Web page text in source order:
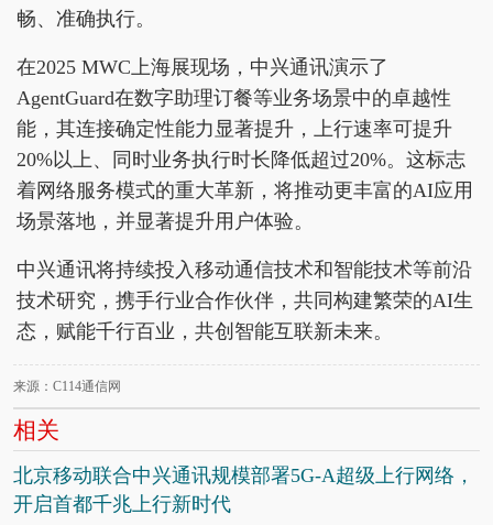
畅、准确执行。
在2025 MWC上海展现场，中兴通讯演示了
AgentGuard在数字助理订餐等业务场景中的卓越性
能，其连接确定性能力显著提升，上行速率可提升
20%以上、同时业务执行时长降低超过20%。这标志
着网络服务模式的重大革新，将推动更丰富的AI应用
场景落地，并显著提升用户体验。
中兴通讯将持续投入移动通信技术和智能技术等前沿
技术研究，携手行业合作伙伴，共同构建繁荣的AI生
态，赋能千行百业，共创智能互联新未来。
来源：C114通信网
相关
北京移动联合中兴通讯规模部署5G-A超级上行网络，
开启首都千兆上行新时代